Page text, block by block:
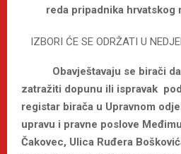
reda pripadnika hrvatskog
IZBORI ĆE SE ODRŽATI U
Obavještavaju se birači da
zatražiti dopunu ili ispravak
registar birača u Upravnom
upravu i pravne poslove
Čakovec, Ulica Ruđera